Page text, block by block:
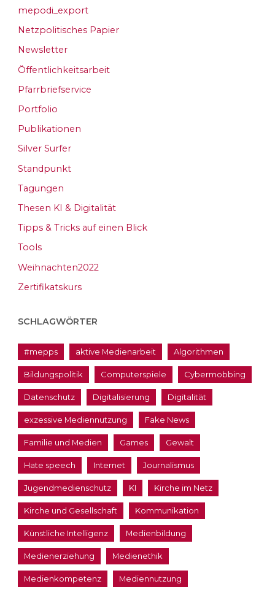
mepodi_export
Netzpolitisches Papier
Newsletter
Öffentlichkeitsarbeit
Pfarrbriefservice
Portfolio
Publikationen
Silver Surfer
Standpunkt
Tagungen
Thesen KI & Digitalität
Tipps & Tricks auf einen Blick
Tools
Weihnachten2022
Zertifikatskurs
SCHLAGWÖRTER
#mepps aktive Medienarbeit Algorithmen
Bildungspolitik Computerspiele Cybermobbing
Datenschutz Digitalisierung Digitalität
exzessive Mediennutzung Fake News
Familie und Medien Games Gewalt
Hate speech Internet Journalismus
Jugendmedienschutz KI Kirche im Netz
Kirche und Gesellschaft Kommunikation
Künstliche Intelligenz Medienbildung
Medienerziehung Medienethik
Medienkompetenz Mediennutzung